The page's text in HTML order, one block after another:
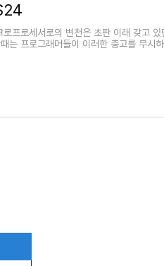
프로세서로의 변천은 초판 이래 갖고 있
는 프로그래머들이 이러한 충고를 무시